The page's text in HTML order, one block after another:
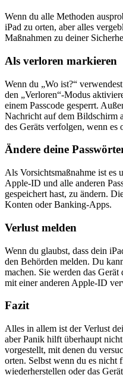
Wenn du alle Methoden
iPad zu orten, aber alles
Maßnahmen zu deiner
Als verloren markieren
Wenn du „Wo ist?“
den „Verloren“-Modus
einem Passcode gesperrt.
Nachricht auf dem Bildschirm
des Geräts verfolgen, wenn es
Ändere deine
Als Vorsichtsmaßnahme ist es
Apple-ID und alle anderen
gespeichert hast, zu ändern.
Konten oder Banking-Apps.
Verlust melden
Wenn du glaubst, dass dein
den Behörden melden. Du
machen. Sie werden das
mit einer anderen Apple-ID
Fazit
Alles in allem ist der Verlust
aber Panik hilft überhaupt
vorgestellt, mit denen du
orten. Selbst wenn du es nicht
wiederherstellen oder das